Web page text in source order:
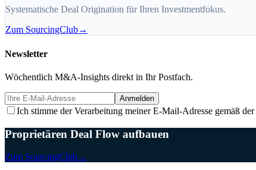
Systematische Deal Origination für Ihren Investmentfokus.
Zum SourcingClub→
Newsletter
Wöchentlich M&A-Insights direkt in Ihr Postfach.
Anmelden
Ich stimme der Verarbeitung meiner E-Mail-Adresse gemäß der
Proprietären Deal Flow aufbauen
Zum SourcingClub→